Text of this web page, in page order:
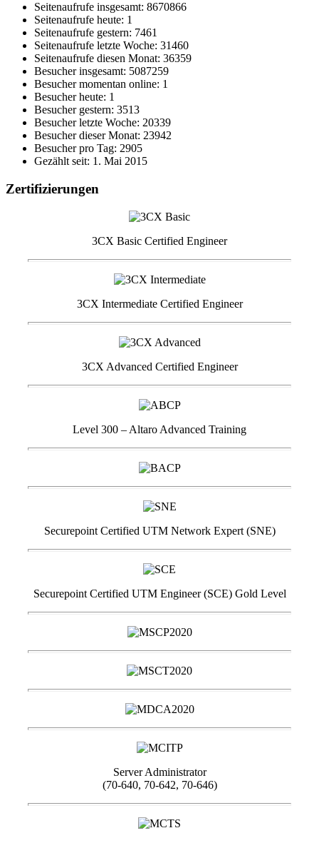
Seitenaufrufe insgesamt: 8670866
Seitenaufrufe heute: 1
Seitenaufrufe gestern: 7461
Seitenaufrufe letzte Woche: 31460
Seitenaufrufe diesen Monat: 36359
Besucher insgesamt: 5087259
Besucher momentan online: 1
Besucher heute: 1
Besucher gestern: 3513
Besucher letzte Woche: 20339
Besucher dieser Monat: 23942
Besucher pro Tag: 2905
Gezählt seit: 1. Mai 2015
Zertifizierungen
3CX Basic Certified Engineer
3CX Intermediate Certified Engineer
3CX Advanced Certified Engineer
Level 300 – Altaro Advanced Training
Securepoint Certified UTM Network Expert (SNE)
Securepoint Certified UTM Engineer (SCE) Gold Level
Server Administrator
(70-640, 70-642, 70-646)